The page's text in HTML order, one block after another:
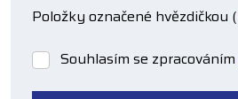
Položky označené hvězdičkou (
Souhlasím
Souhlasím se zpracováním